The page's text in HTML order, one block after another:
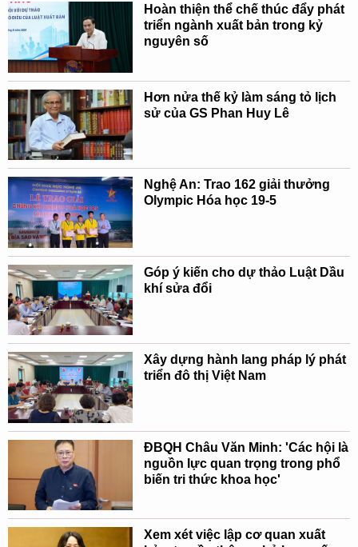
Hoàn thiện thể chế thúc đẩy phát
triển ngành xuất bản trong kỷ
nguyên số
Hơn nửa thế kỷ làm sáng tỏ lịch
sử của GS Phan Huy Lê
Nghệ An: Trao 162 giải thưởng
Olympic Hóa học 19-5
Góp ý kiến cho dự thảo Luật Dầu
khí sửa đổi
Xây dựng hành lang pháp lý phát
triển đô thị Việt Nam
ĐBQH Châu Văn Minh: 'Các hội là
nguồn lực quan trọng trong phổ
biến tri thức khoa học'
Xem xét việc lập cơ quan xuất